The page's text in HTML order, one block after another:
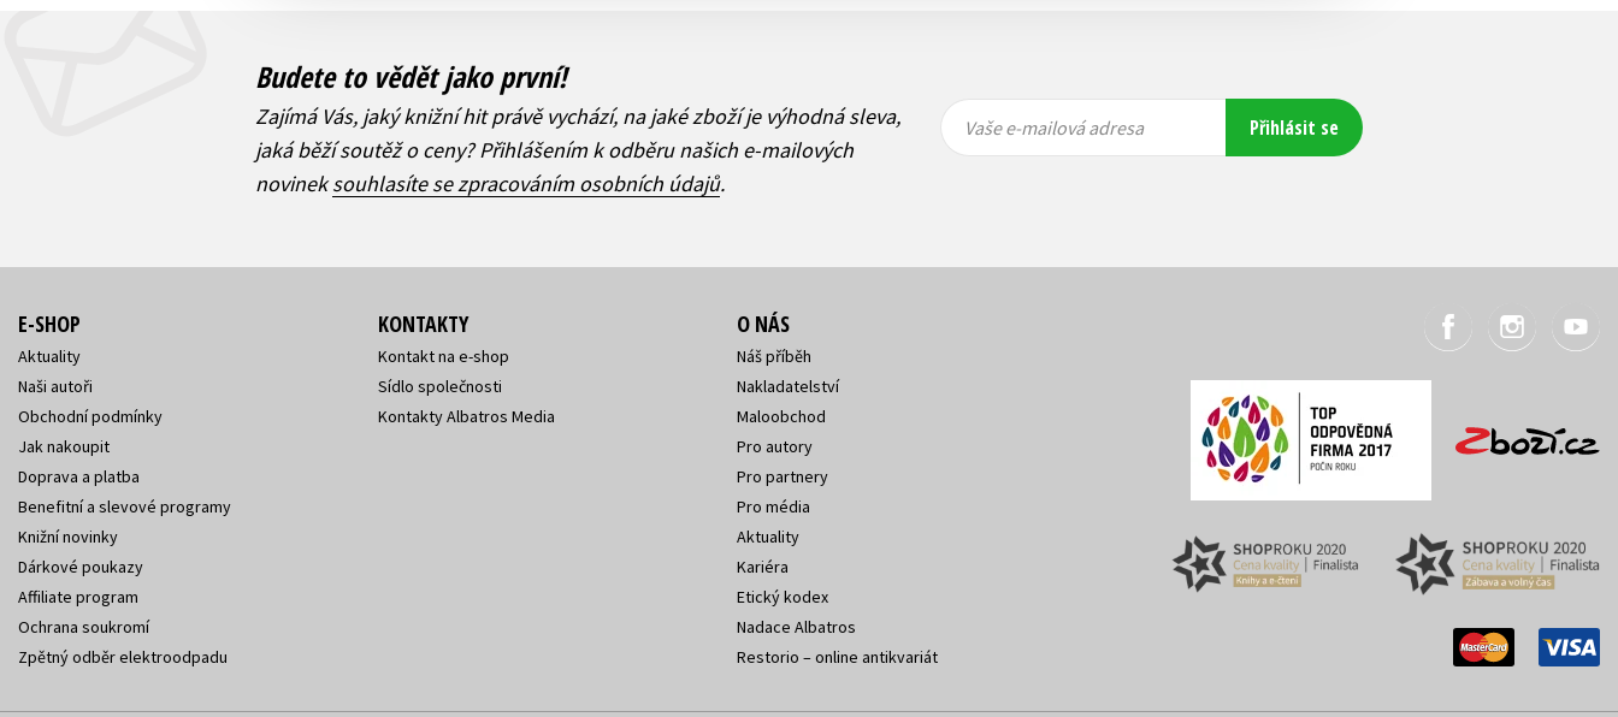
Budete to vědět jako první!
Zajímá Vás, jaký knižní hit právě vychází, na jaké zboží je výhodná sleva,
jaká běží soutěž o ceny? Přihlášením k odběru našich e-mailových
novineksouhlasíte se zpracováním osobních údajů.
Vaše e-
mailová
Vaše e-
mailová
Vaše e-mailová adresa Přihlásit se
E-SHOP
Aktuality
Naši autoři
Obchodní podmínky
Jak nakoupit
Doprava a platba
Benefitní a slevové programy
Knižní novinky
Dárkové poukazy
Affiliate program
Ochrana soukromí
Zpětný odběr elektroodpadu
KONTAKTY
Kontakt na e-shop
Sídlo společnosti
Kontakty Albatros Media
O NÁS
Náš příběh
Nakladatelství
Maloobchod
Pro autory
Pro partnery
Pro média
Aktuality
Kariéra
Etický kodex
Nadace Albatros
Restorio – online antikvariát